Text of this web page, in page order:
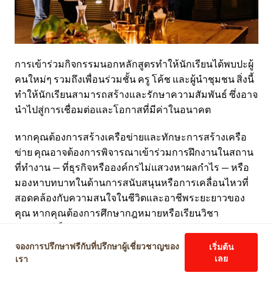
การเข้าร่วมกิจกรรมนอกหลักสูตรทำให้นักเรียนได้พบปะผู้
คนใหม่ๆ รวมถึงเพื่อนร่วมชั้น ครู โค้ช และผู้นำชุมชน สิ่งนี้
ทำให้นักเรียนสามารถสร้างและรักษาความสัมพันธ์ ซึ่งอาจ
นำไปสู่การเชื่อมต่อและโอกาสที่มีค่าในอนาคต
หากคุณต้องการสร้างเครือข่ายและทักษะการสร้างเครือ
ข่าย คุณอาจต้องการพิจารณาเข้าร่วมการฝึกงานในสถาน
ที่ทำงาน — ที่ธุรกิจหรือองค์กรไม่แสวงหาผลกำไร — หรือ
มองหาบทบาทในด้านการสนับสนุนหรือการเคลื่อนไหวที่
สอดคล้องกับความสนใจในชีวิตและอาชีพระยะยาวของ
คุณ หากคุณต้องการศึกษากฎหมายหรือเรียนวิชา
อาสาสมัครในองค์กรที่เกี่ยวข้องควรช่วยให้คุณทำความ
คุ้นเคยกับผู้คนที่หลากหลายที่ทำงานในภาคส่วนเหล่านี้
และช่วยให้คุณฝึกฝนทักษะการสื่อสารอย่างมืออาชีพ
จองการปรึกษาฟรีกับที่ปรึกษาผู้เชี่ยวชาญของ
เรา
เริ่มต้น
เลย